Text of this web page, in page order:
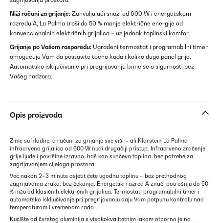
Niži računi za grijanje: Zahvaljujući snazi od 600 W i energetskom
razredu A, La Palma troši do 50 % manje električne energije od
konvencionalnih električnih grijalica – uz jednak toplinski komfor.
Grijanje po Vašem rasporedu: Ugrađeni termostat i programabilni timer
omogućuju Vam da postavite točno kada i koliko dugo panel grije.
Automatsko isključivanje pri pregrijavanju brine se o sigurnosti bez
Vašeg nadzora.
Opis proizvoda
Zime su hladne, a računi za grijanje sve viši – ali Klarstein La Palma
infracrvena grijalica od 600 W nudi drugačiji pristup. Infracrveno zračenje
grije ljude i površine izravno, baš kao sunčeva toplina, bez potrebe za
zagrijavanjem cijeloga prostora.
Već nakon 2–3 minute osjetit ćete ugodnu toplinu – bez prethodnog
zagrijavanja zraka, bez čekanja. Energetski razred A znači potrošnju do 50
% nižu od klasičnih električnih grijalica. Termostat, programabilni timer i
automatsko isključivanje pri pregrijavanju daju Vam potpunu kontrolu nad
temperaturom i vremenom rada.
Kućište od čvrstog aluminija s visokokvalitetnim lakom otporno je na